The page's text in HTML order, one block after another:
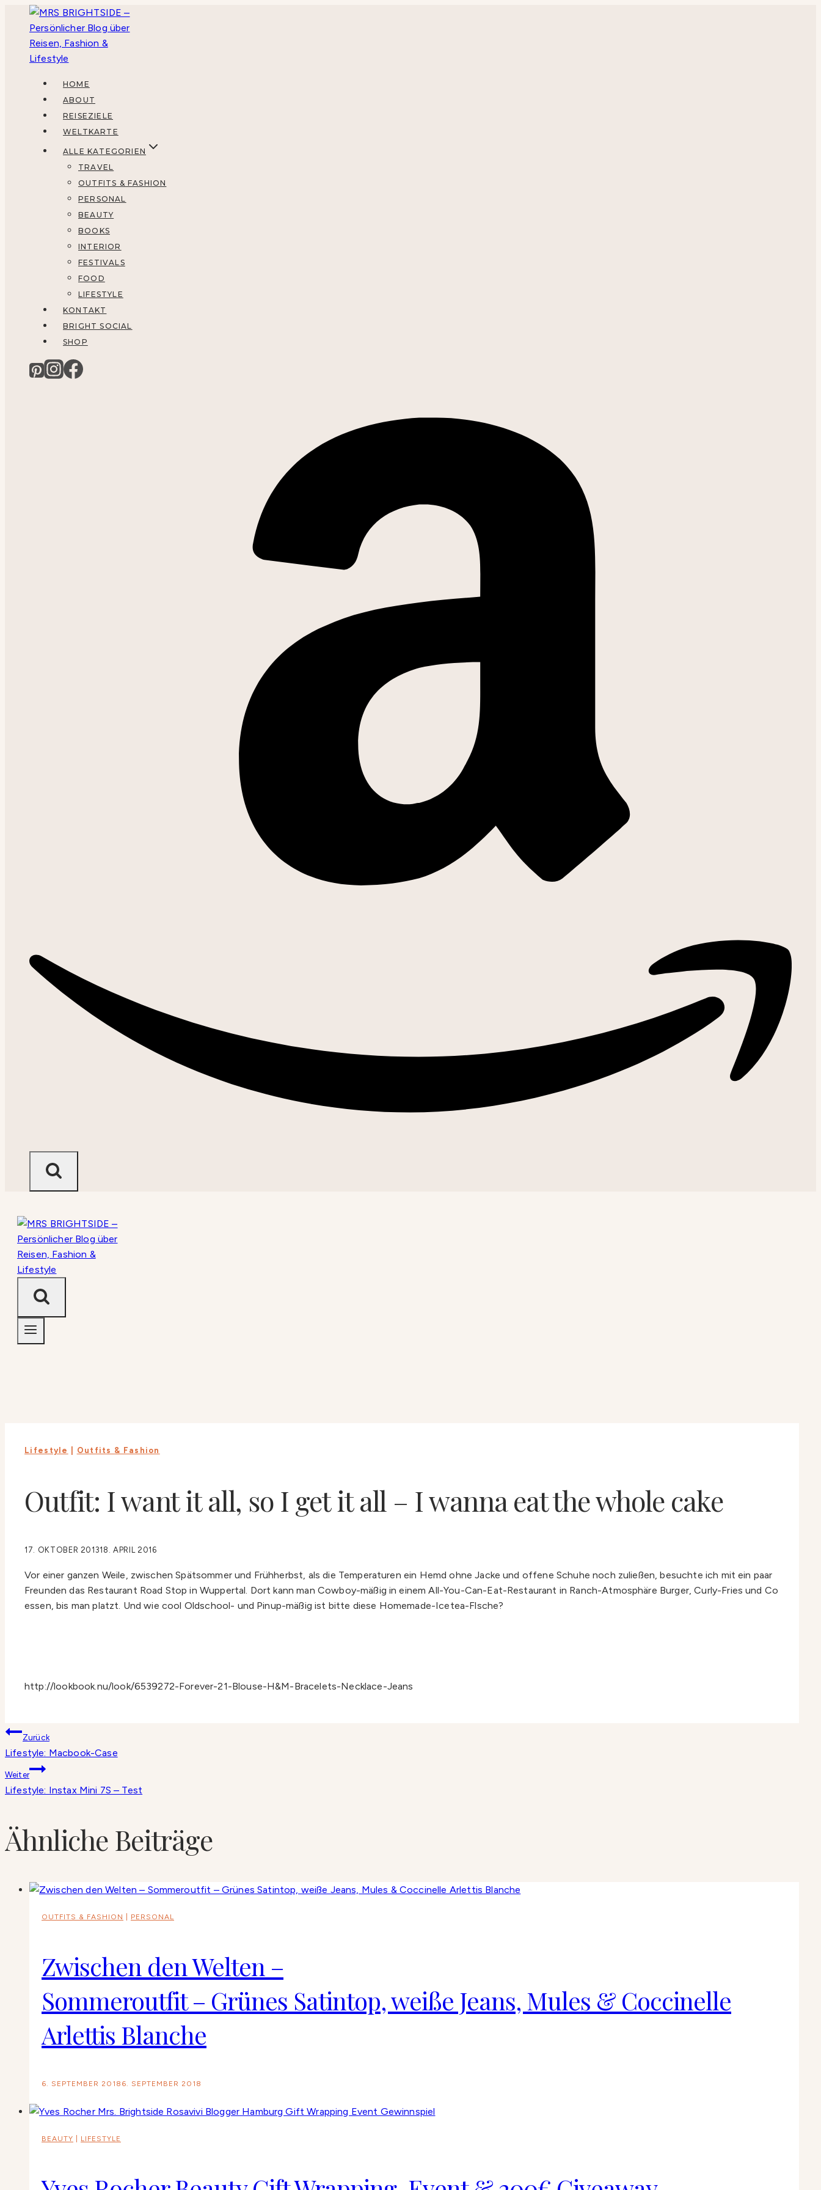
springen
HOME
ABOUT
REISEZIELE
WELTKARTE
ALLE KATEGORIEN
TRAVEL
OUTFITS & FASHION
PERSONAL
BEAUTY
BOOKS
INTERIOR
FESTIVALS
FOOD
LIFESTYLE
KONTAKT
BRIGHT SOCIAL
SHOP
Lifestyle Outfits & Fashion
Outfit: I want it all, so I get it all – I wanna eat the whole cake
17. OKTOBER 201318. APRIL 2016
Vor einer ganzen Weile, zwischen Spätsommer und Frühherbst, als die Temperaturen ein Hemd ohne Jacke und offene Schuhe noch zuließen, besuchte ich mit ein paar
Freunden das Restaurant Road Stop in Wuppertal. Dort kann man Cowboy-mäßig in einem All-You-Can-Eat-Restaurant in Ranch-Atmosphäre Burger, Curly-Fries und Co
essen, bis man platzt. Und wie cool Oldschool- und Pinup-mäßig ist bitte diese Homemade-Icetea-Flsche?
http://lookbook.nu/look/6539272-Forever-21-Blouse-H&M-Bracelets-Necklace-Jeans
Beitragsnavigation
Zurück
Lifestyle: Macbook-Case
Weiter
Lifestyle: Instax Mini 7S – Test
Ähnliche Beiträge
OUTFITS & FASHION PERSONAL
Zwischen den Welten –
Sommeroutfit – Grünes Satintop, weiße Jeans, Mules & Coccinelle
Arlettis Blanche
6. SEPTEMBER 2018 6. SEPTEMBER 2018
BEAUTY LIFESTYLE